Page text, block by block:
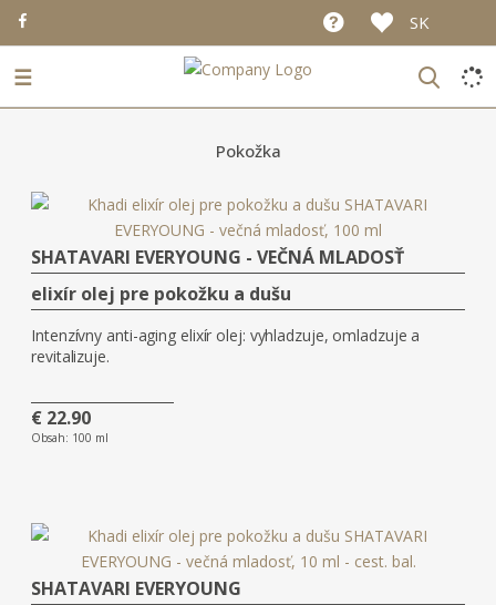
SK
☰
Pokožka
SHATAVARI EVERYOUNG - VEČNÁ MLADOSŤ
elixír olej pre pokožku a dušu
Intenzívny anti-aging elixír olej: vyhladzuje, omladzuje a
revitalizuje.
€ 22.90
Obsah: 100 ml
SHATAVARI EVERYOUNG